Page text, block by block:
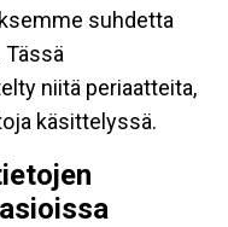
suhdetta
niitä periaatteita,
käsittelyssä.